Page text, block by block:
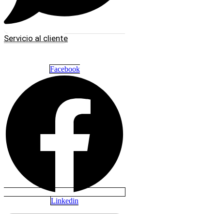
Servicio al cliente
Facebook
Linkedin